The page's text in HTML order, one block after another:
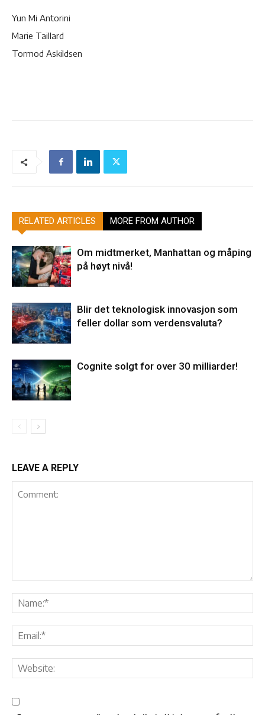
Yun Mi Antorini
Marie Taillard
Tormod Askildsen
RELATED ARTICLES MORE FROM AUTHOR
Om midtmerket, Manhattan og måping
på høyt nivå!
Blir det teknologisk innovasjon som
feller dollar som verdensvaluta?
Cognite solgt for over 30 milliarder!
LEAVE A REPLY